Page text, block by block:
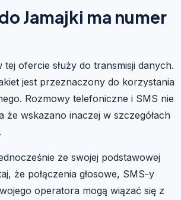
Jamajki ma numer
ofercie służy do transmisji danych.
jest przeznaczony do korzystania
Rozmowy telefoniczne i SMS nie
że wskazano inaczej w szczegółach
ze swojej podstawowej
że połączenia głosowe, SMS-y
operatora mogą wiązać się z